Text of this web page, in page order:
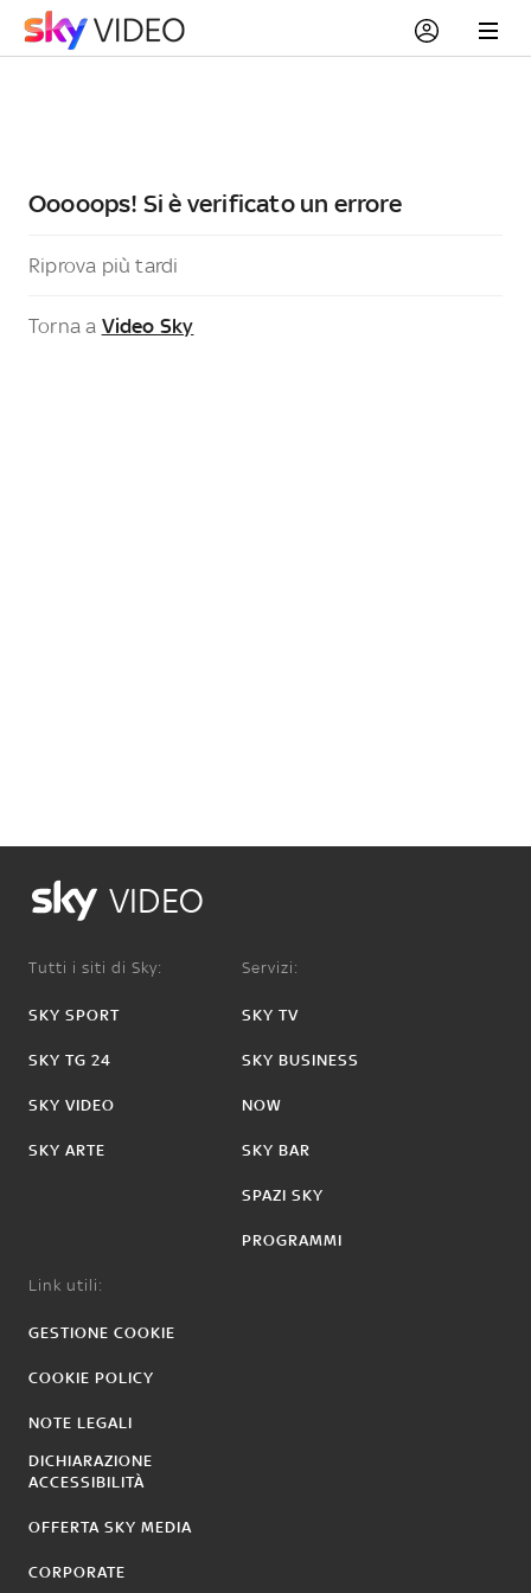
Ooooops! Si è verificato un errore
Riprova più tardi
Torna a Video Sky
VIDEO
Tutti i siti di Sky:
SKY SPORT
SKY TG 24
SKY VIDEO
SKY ARTE
Servizi:
SKY TV
SKY BUSINESS
NOW
SKY BAR
SPAZI SKY
PROGRAMMI
Link utili:
GESTIONE COOKIE
COOKIE POLICY
NOTE LEGALI
DICHIARAZIONE
ACCESSIBILITÀ
OFFERTA SKY MEDIA
CORPORATE